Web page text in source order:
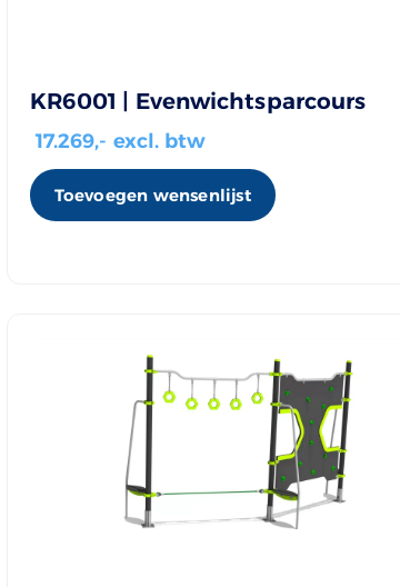
KR6001 | Evenwichtsparcours
17.269,- excl. btw
Toevoegen wensenlijst